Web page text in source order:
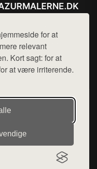
for at
relevant
Kort sagt: for at
at være irriterende.
Mail:hej@want.dk
og privatlivspolitik
udgiver en række
produkter fra
fra denne side - vi